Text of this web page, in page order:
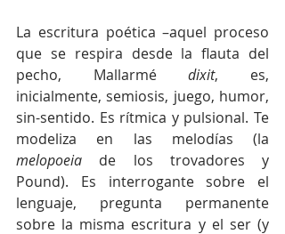
La escritura poética –aquel proceso
que se respira desde la flauta del
pecho, Mallarmé dixit, es,
inicialmente, semiosis, juego, humor,
sin-sentido. Es rítmica y pulsional. Te
melopoeia de los trovadores y
Pound). Es interrogante sobre el
lenguaje, pregunta permanente